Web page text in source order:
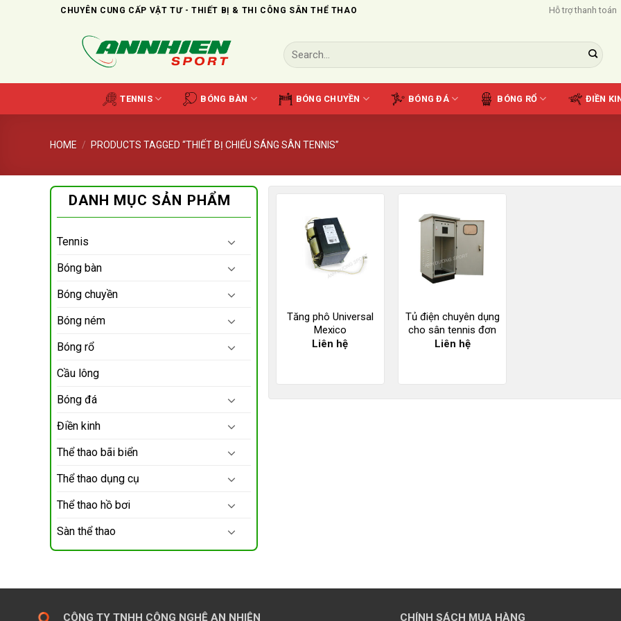
CHUYÊN CUNG CẤP VẬT TƯ - THIẾT BỊ & THI CÔNG SÂN THỂ THAO Hỗ trợ thanh toán
Search
for:
TENNIS BÓNG BÀN BÓNG CHUYỀN BÓNG ĐÁ BÓNG RỔ ĐIỀN
HOME / PRODUCTS TAGGED “THIẾT BỊ CHIẾU SÁNG SÂN TENNIS”
DANH MỤC SẢN PHẨM
Tennis
Bóng bàn
Bóng chuyền
Bóng ném
Bóng rổ
Cầu lông
Bóng đá
Điền kinh
Thể thao bãi biển
Thể thao dụng cụ
Thể thao hồ bơi
Sàn thể thao
Tăng phô Universal
Mexico
Liên hệ
Tủ điện chuyên dụng
cho sân tennis đơn
Liên hệ
CÔNG TY TNHH CÔNG NGHỆ AN NHIÊN CHÍNH SÁCH MUA HÀNG